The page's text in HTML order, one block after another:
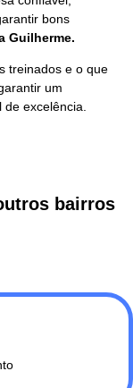
bons
Guilherme.
treinados e o que
um
excelência.
bairros